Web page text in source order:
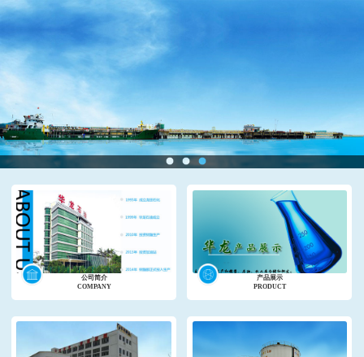
公司简介
COMPANY
产品展示
PRODUCT